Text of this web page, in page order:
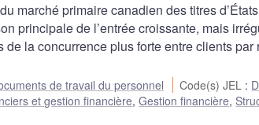
marché primaire canadien des titres
principale de l’entrée croissante, mais
la concurrence plus forte entre clients par
de travail du personnel Code(s) JEL : D
et gestion financière,Gestion financière,